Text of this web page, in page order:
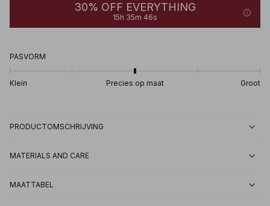
30% OFF EVERYTHING
15h 35m 46s
PASVORM
Klein Precies op maat Groot
PRODUCTOMSCHRIJVING
MATERIALS AND CARE
MAATTABEL